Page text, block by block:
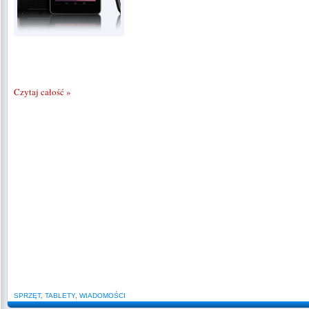
Czytaj całość »
SPRZĘT, TABLETY, WIADOMOŚCI